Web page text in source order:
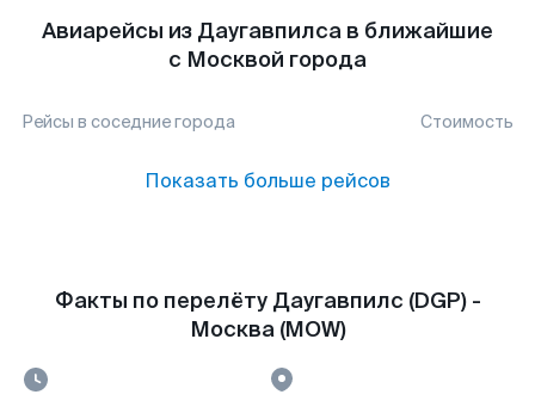
Авиарейсы из Даугавпилса в ближайшие
с Москвой города
Рейсы в соседние города Стоимость
Показать больше рейсов
Факты по перелёту Даугавпилс (DGP) -
Москва (MOW)